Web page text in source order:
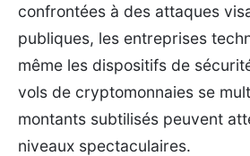
confrontées à des attaques
publiques, les entreprises
même les dispositifs de
vols de cryptomonnaies se
montants subtilisés peuvent
niveaux spectaculaires.